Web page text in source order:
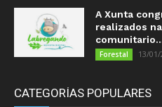
A Xunta
realizados
Forestal 13/01/
CATEGORÍAS POPULARES